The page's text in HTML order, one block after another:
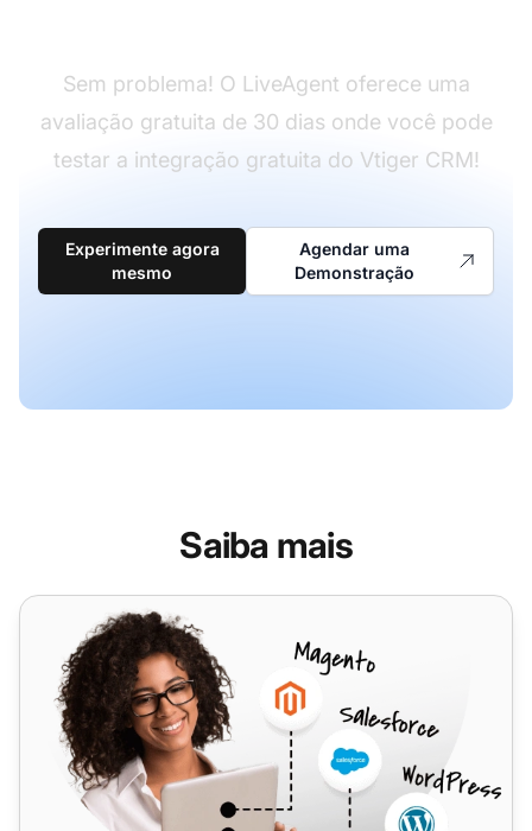
Sem problema! O LiveAgent oferece uma
avaliação gratuita de 30 dias onde você pode
testar a integração gratuita do Vtiger CRM!
Experimente agora
mesmo
Agendar uma
Demonstração
Saiba mais
Agile CRM